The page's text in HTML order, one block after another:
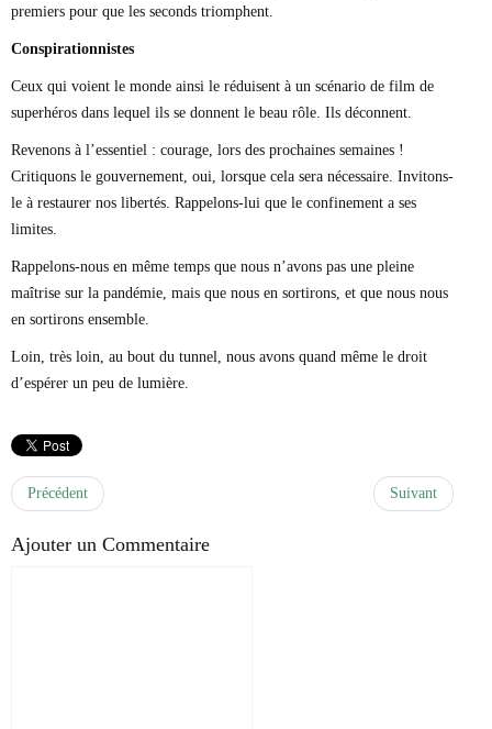
premiers pour que les seconds triomphent.
Conspirationnistes
Ceux qui voient le monde ainsi le réduisent à un scénario de film de
superhéros dans lequel ils se donnent le beau rôle. Ils déconnent.
Revenons à l’essentiel : courage, lors des prochaines semaines !
Critiquons le gouvernement, oui, lorsque cela sera nécessaire. Invitons-
le à restaurer nos libertés. Rappelons-lui que le confinement a ses
limites.
Rappelons-nous en même temps que nous n’avons pas une pleine
maîtrise sur la pandémie, mais que nous en sortirons, et que nous nous
en sortirons ensemble.
Loin, très loin, au bout du tunnel, nous avons quand même le droit
d’espérer un peu de lumière.
Précédent Suivant
Ajouter un Commentaire